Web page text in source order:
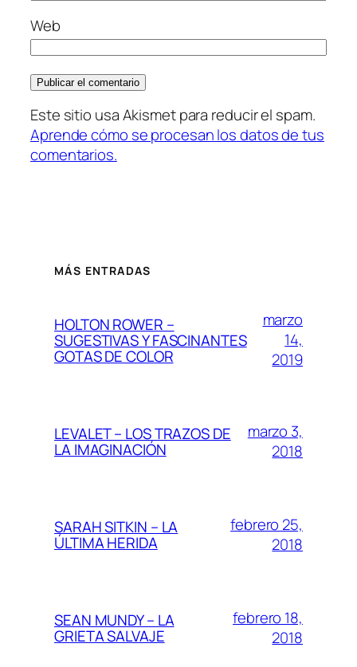
Web
Este sitio usa Akismet para reducir el spam.
Aprende cómo se procesan los datos de tus
comentarios.
MÁS ENTRADAS
HOLTON ROWER –
SUGESTIVAS Y FASCINANTES
GOTAS DE COLOR
marzo
14,
2019
LEVALET – LOS TRAZOS DE
LA IMAGINACIÓN
marzo 3,
2018
SARAH SITKIN – LA
ÚLTIMA HERIDA
febrero 25,
2018
SEAN MUNDY – LA
GRIETA SALVAJE
febrero 18,
2018